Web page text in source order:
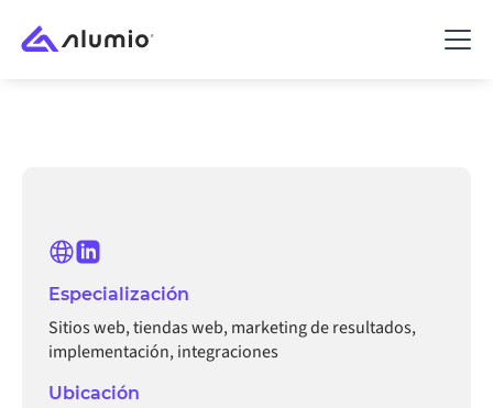
Especialización
Sitios web, tiendas web, marketing de resultados,
implementación, integraciones
Ubicación